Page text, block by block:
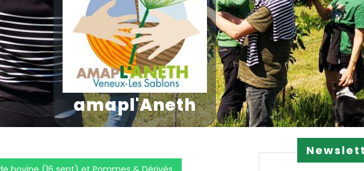
amapl'Aneth